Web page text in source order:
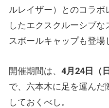
ルレイザー）とのコラ
したエクスクルーシブ
スボールキャップも登場
開催期間は、 4月24日（日
で、六本木に足を運んだ
しておくべし。